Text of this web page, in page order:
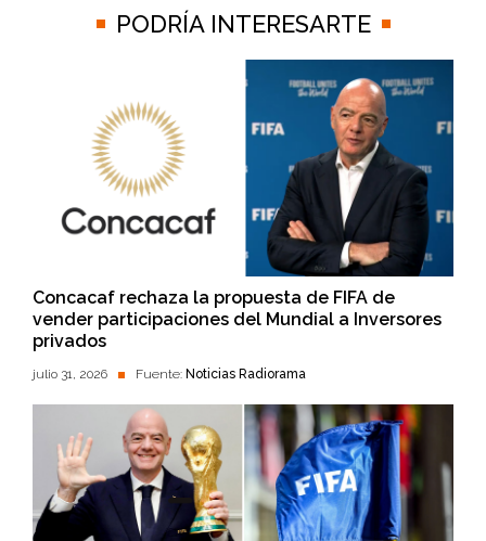
PODRÍA INTERESARTE
Concacaf rechaza la propuesta de FIFA de
vender participaciones del Mundial a Inversores
privados
julio 31, 2026 Fuente: Noticias Radiorama